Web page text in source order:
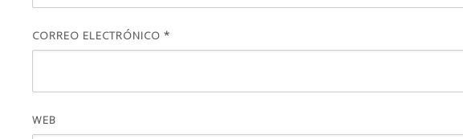
CORREO ELECTRÓNICO *
WEB